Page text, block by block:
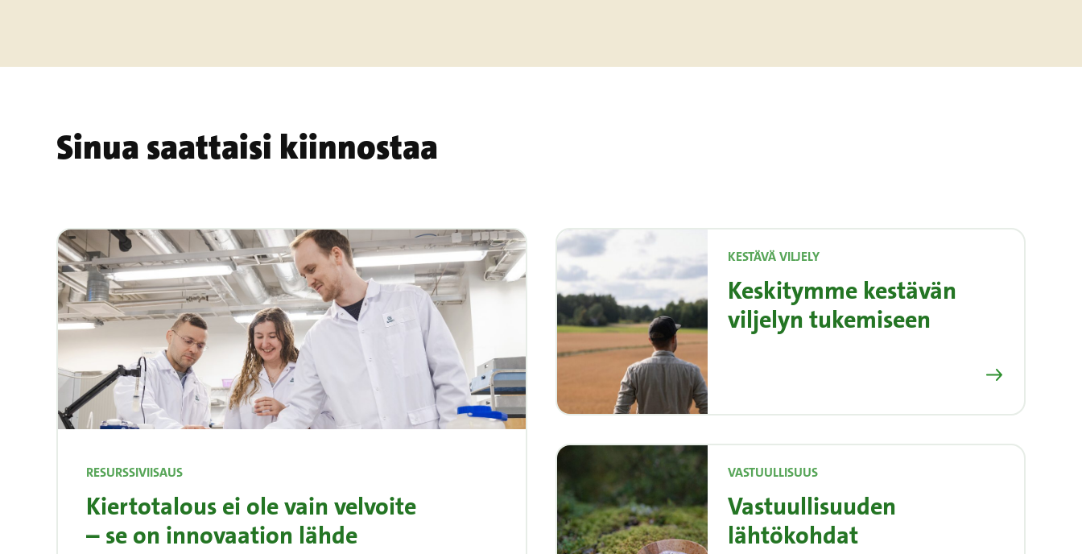
Sinua saattaisi kiinnostaa
RESURSSIVIISAUS
Kiertotalous ei ole vain velvoite
– se on innovaation lähde
KESTÄVÄ VILJELY
Keskitymme kestävän
viljelyn tukemiseen
VASTUULLISUUS
Vastuullisuuden
lähtökohdat